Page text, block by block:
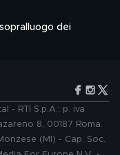
dei
- RTI S.p.A.: p. iva
8, 00187 Roma.
(MI) - Cap. Soc.